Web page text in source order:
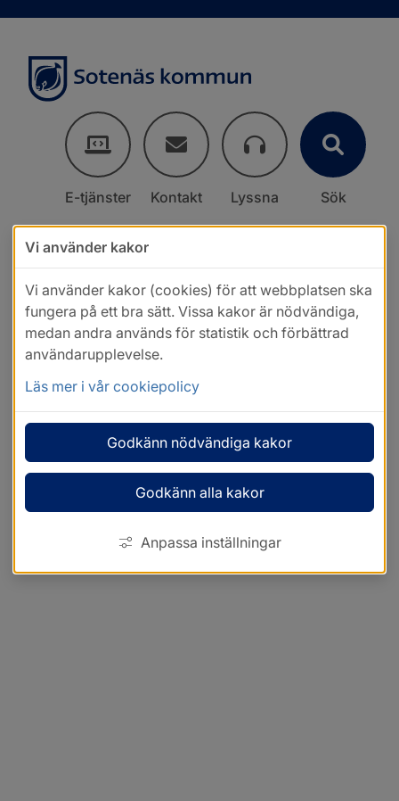
E-tjänster Kontakt Lyssna Sök
Vi använder kakor
Vi använder kakor (cookies) för att webbplatsen ska
fungera på ett bra sätt. Vissa kakor är nödvändiga,
medan andra används för statistik och förbättrad
användarupplevelse.
Läs mer i vår cookiepolicy
Godkänn nödvändiga kakor
Godkänn alla kakor
Anpassa inställningar